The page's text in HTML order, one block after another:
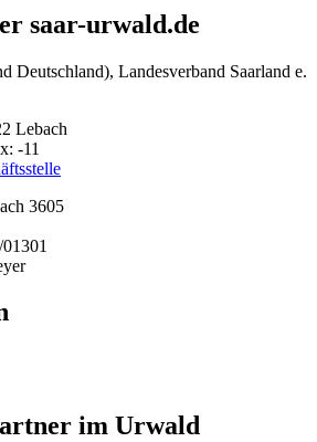
saar-urwald.de
Deutschland), Landesverband Saarland e.
Lebach
-11
3605
im Urwald